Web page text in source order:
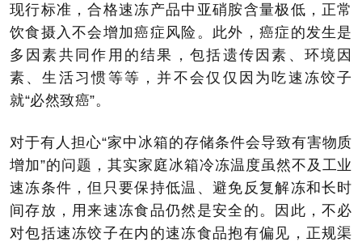
现行标准，合格速冻产品中亚硝胺含量极低，正常
饮食摄入不会增加癌症风险。此外，癌症的发生是
多因素共同作用的结果，包括遗传因素、环境因
素、生活习惯等等，并不会仅仅因为吃速冻饺子
就“必然致癌”。
对于有人担心“家中冰箱的存储条件会导致有害物质
增加”的问题，其实家庭冰箱冷冻温度虽然不及工业
速冻条件，但只要保持低温、避免反复解冻和长时
间存放，用来速冻食品仍然是安全的。因此，不必
对包括速冻饺子在内的速冻食品抱有偏见，正规渠